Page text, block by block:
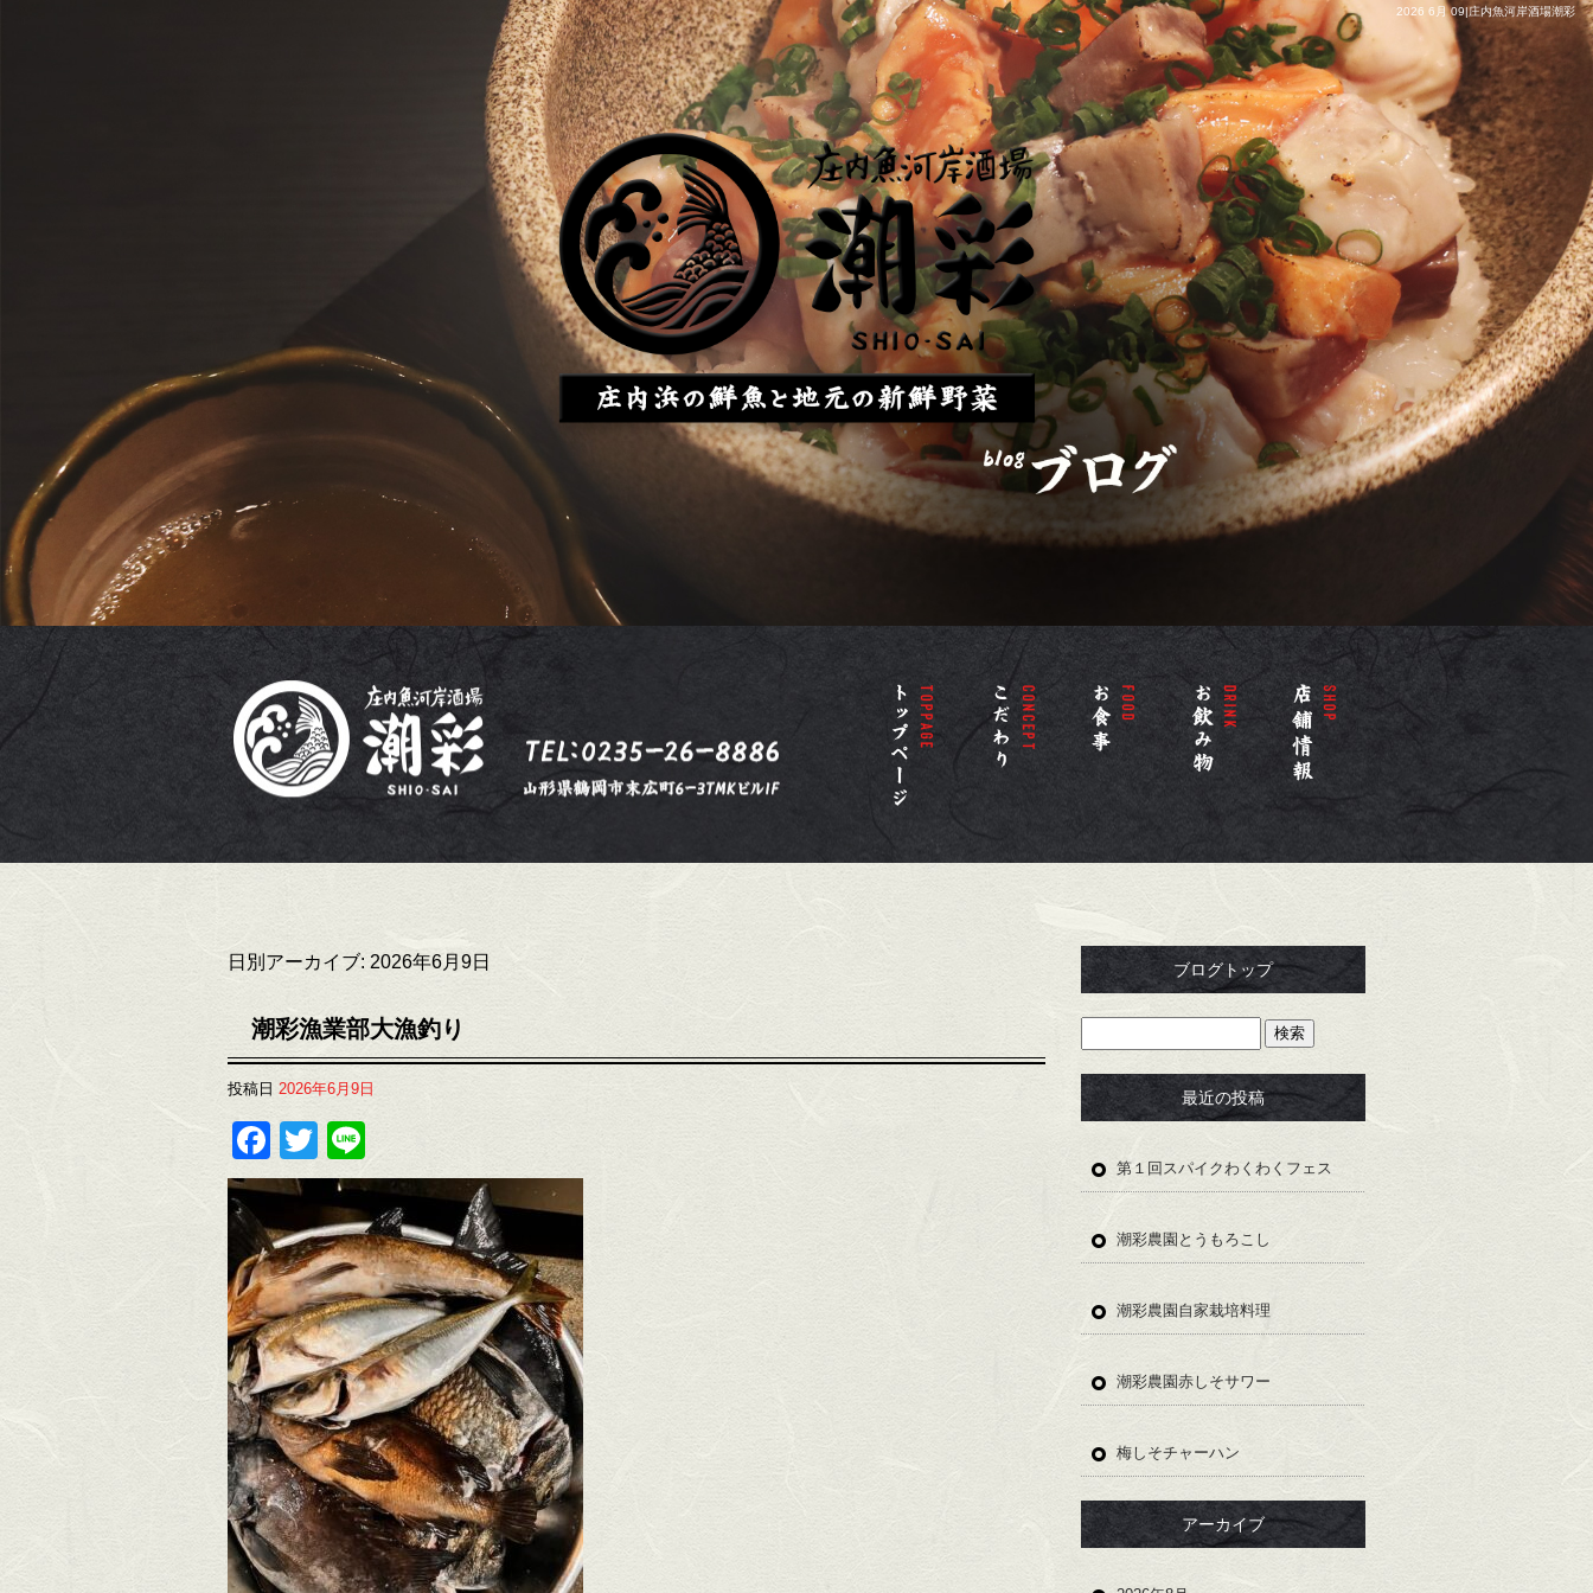
2026 6月 09|庄内魚河岸酒場潮彩
日別アーカイブ: 2026年6月9日
潮彩漁業部大漁釣り
投稿日 2026年6月9日
Facebook
Twitter
ブログトップ
最近の投稿
第１回スパイクわくわくフェス
潮彩農園とうもろこし
潮彩農園自家栽培料理
潮彩農園赤しそサワー
梅しそチャーハン
アーカイブ